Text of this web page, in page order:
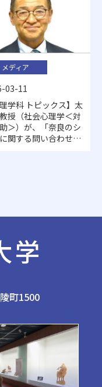
メディア
03-11
理学科 トピックス】太
授（社会心理学＜対
＞）が、「奈良のシ
関する問い合わせ対
町1500